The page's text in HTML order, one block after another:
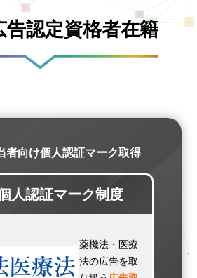
認定資格者在籍
者向け個人認証マーク取得
人認証マーク制度
薬機法・医療
法の広告を取